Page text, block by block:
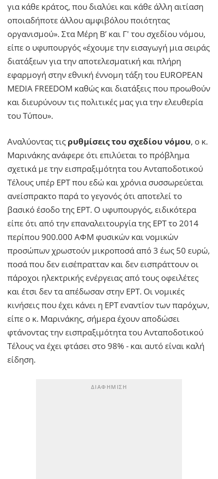
για κάθε κράτος, που διαλύει και κάθε άλλη αιτίαση
οποιαδήποτε άλλου αμφιβόλου ποιότητας
οργανισμού». Στα Μέρη Β’ και Γ' του σχεδίου νόμου,
είπε ο υφυπουργός «έχουμε την εισαγωγή μια σειράς
διατάξεων για την αποτελεσματική και πλήρη
εφαρμογή στην εθνική έννομη τάξη του EUROPEAN
MEDIA FREEDOM καθώς και διατάξεις που προωθούν
και διευρύνουν τις πολιτικές μας για την ελευθερία
του Τύπου».
Αναλύοντας τις ρυθμίσεις του σχεδίου νόμου, ο κ.
Μαρινάκης ανάφερε ότι επιλύεται το πρόβλημα
σχετικά με την εισπραξιμότητα του Ανταποδοτικού
Τέλους υπέρ ΕΡΤ που εδώ και χρόνια συσσωρεύεται
ανείσπρακτο παρά το γεγονός ότι αποτελεί το
βασικό έσοδο της ΕΡΤ. Ο υφυπουργός, ειδικότερα
είπε ότι από την επαναλειτουργία της ΕΡΤ το 2014
περίπου 900.000 ΑΦΜ φυσικών και νομικών
προσώπων χρωστούν μικροποσά από 3 έως 50 ευρώ,
ποσά που δεν εισέπρατταν και δεν εισπράττουν οι
πάροχοι ηλεκτρικής ενέργειας από τους οφειλέτες
και έτσι δεν τα απέδωσαν στην ΕΡΤ. Οι νομικές
κινήσεις που έχει κάνει η ΕΡΤ εναντίον των παρόχων,
είπε ο κ. Μαρινάκης, σήμερα έχουν αποδώσει
φτάνοντας την εισπραξιμότητα του Ανταποδοτικού
Τέλους να έχει φτάσει στο 98% - και αυτό είναι καλή
είδηση.